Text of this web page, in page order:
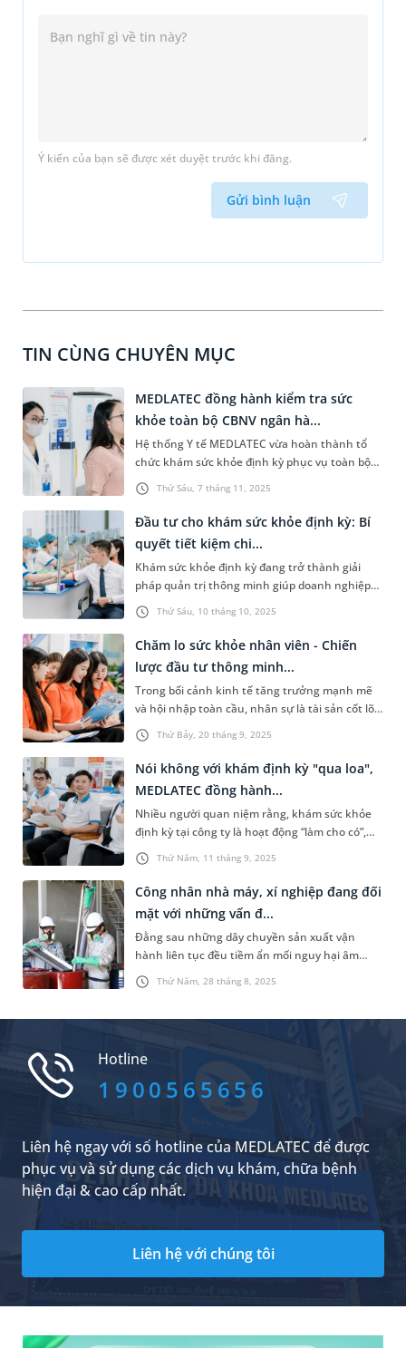
Ý kiến của bạn sẽ được xét duyệt trước khi đăng.
Gửi bình luận
TIN CÙNG CHUYÊN MỤC
Thứ Sáu, 7 tháng 11, 2025
MEDLATEC đồng hành kiểm tra sức
khỏe toàn bộ CBNV ngân hà...
Hệ thống Y tế MEDLATEC vừa hoàn thành tổ
chức khám sức khỏe định kỳ phục vụ toàn bộ
cán bộ nhân viên (CBNV) của LPBank trên toàn
quốc. Chương trình để lại ấn tượng tốt đẹp với
CBNV về địa chỉ khám chất lượng, chuyên
Thứ Sáu, 10 tháng 10, 2025
Đầu tư cho khám sức khỏe định kỳ: Bí
quyết tiết kiệm chi...
Khám sức khỏe định kỳ đang trở thành giải
pháp quản trị thông minh giúp doanh nghiệp
tiết kiệm chi phí và tối ưu hiệu suất làm việc.
Không chỉ giúp phát hiện sớm bệnh lý và giảm
gánh nặng y tế, hoạt động này còn giúp doanh
nghiệp chủ động phòng ngừa rủi ro nhân sự,
xây dựng đội ngũ lao động khỏe mạnh, gắn bó.
Thứ Bảy, 20 tháng 9, 2025
Chăm lo sức khỏe nhân viên - Chiến
lược đầu tư thông minh...
Trong bối cảnh kinh tế tăng trưởng mạnh mẽ
và hội nhập toàn cầu, nhân sự là tài sản cốt lõi
quyết định sự thành công của doanh nghiệp.
Đầu tư vào sức khỏe nhân viên là trách nhiệm
pháp lý, đồng thời là chiến lược thông minh
giúp tăng năng suất, giữ chân nhân tài và nâng
tầm thương hiệu.
Thứ Năm, 11 tháng 9, 2025
Nói không với khám định kỳ "qua loa",
MEDLATEC đồng hành...
Nhiều người quan niệm rằng, khám sức khỏe
định kỳ tại công ty là hoạt động “làm cho có”,
không mang lại hiệu quả. Tuy nhiên, tại Hệ
thống Y tế MEDLATEC, dịch vụ này mang đến
giải pháp chăm sóc sức khỏe toàn diện, đồng
hành cùng doanh nghiệp trong việc bảo vệ và
nâng cao chất lượng nguồn nhân lực.
Thứ Năm, 28 tháng 8, 2025
Công nhân nhà máy, xí nghiệp đang đối
mặt với những vấn đ...
Đằng sau những dây chuyền sản xuất vận
hành liên tục đều tiềm ẩn mối nguy hại âm
thầm đe dọa sức khỏe người lao động. Thống
kê của Bộ Y tế cho thấy, mỗi năm có tới khoảng
lớn bắt nguồn từ điều kiện làm việc khắc
những vấn đề sức khỏe thường gặp, làm rõ
nguyên nhân cốt lõi và gợi mở giải pháp thiết
thực, nhằm giúp doanh nghiệp và người lao
động nâng cao nhận thức, cùng xây dựng môi
trường làm việc an toàn, bền vững.
Hotline
1900565656
Liên hệ ngay với số hotline của MEDLATEC để được
phục vụ và sử dụng các dịch vụ khám, chữa bệnh
hiện đại & cao cấp nhất.
Liên hệ với chúng tôi